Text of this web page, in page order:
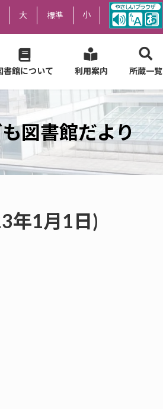
大 標準 小
書館について 利用案内 所蔵一覧
図書館だより
年1月1日)